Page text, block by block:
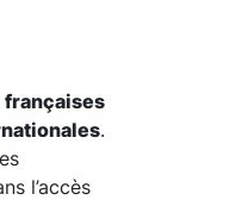
françaises
.
l’accès